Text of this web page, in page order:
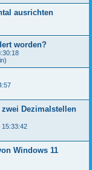
ausrichten
worden?
Dezimalstellen
15:33:42
Windows 11